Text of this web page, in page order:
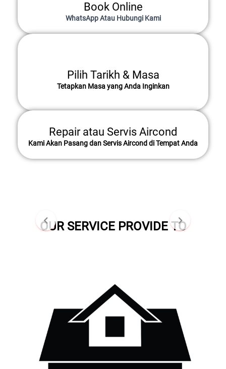
Book Online
WhatsApp Atau Hubungi Kami
Pilih Tarikh & Masa
Tetapkan Masa yang Anda Inginkan
Repair atau Servis Aircond
Kami Akan Pasang dan Servis Aircond di Tempat Anda
OUR SERVICE PROVIDE TO